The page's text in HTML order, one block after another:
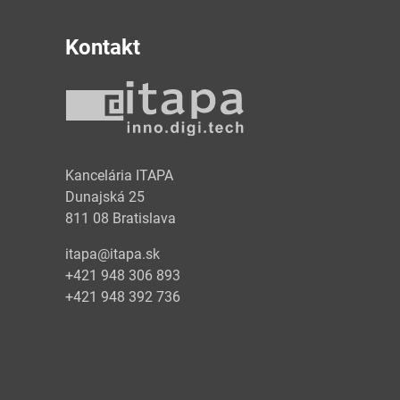
Kontakt
Kancelária ITAPA
Dunajská 25
811 08 Bratislava
itapa@itapa.sk
+421 948 306 893
+421 948 392 736